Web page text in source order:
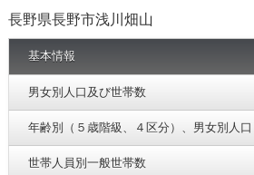
長野県長野市浅川畑山
基本情報
男女別人口及び世帯数
年齢別（５歳階級、４区分）、男女別人口
世帯人員別一般世帯数